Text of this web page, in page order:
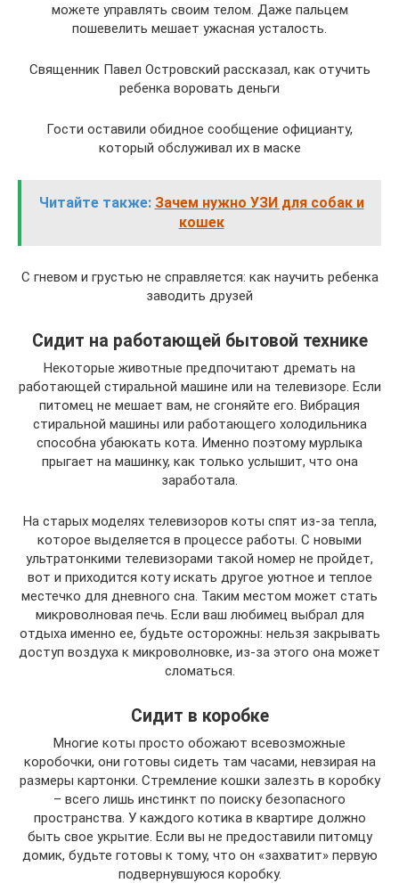
можете управлять своим телом. Даже пальцем
пошевелить мешает ужасная усталость.
Священник Павел Островский рассказал, как отучить
ребенка воровать деньги
Гости оставили обидное сообщение официанту,
который обслуживал их в маске
Читайте также: Зачем нужно УЗИ для собак и
кошек
С гневом и грустью не справляется: как научить ребенка
заводить друзей
Сидит на работающей бытовой технике
Некоторые животные предпочитают дремать на
работающей стиральной машине или на телевизоре. Если
питомец не мешает вам, не сгоняйте его. Вибрация
стиральной машины или работающего холодильника
способна убаюкать кота. Именно поэтому мурлыка
прыгает на машинку, как только услышит, что она
заработала.
На старых моделях телевизоров коты спят из-за тепла,
которое выделяется в процессе работы. С новыми
ультратонкими телевизорами такой номер не пройдет,
вот и приходится коту искать другое уютное и теплое
местечко для дневного сна. Таким местом может стать
микроволновая печь. Если ваш любимец выбрал для
отдыха именно ее, будьте осторожны: нельзя закрывать
доступ воздуха к микроволновке, из-за этого она может
сломаться.
Cидит в коробке
Многие коты просто обожают всевозможные
коробочки, они готовы сидеть там часами, невзирая на
размеры картонки. Стремление кошки залезть в коробку
– всего лишь инстинкт по поиску безопасного
пространства. У каждого котика в квартире должно
быть свое укрытие. Если вы не предоставили питомцу
домик, будьте готовы к тому, что он «захватит» первую
подвернувшуюся коробку.